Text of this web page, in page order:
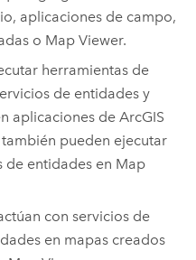
aplicaciones de campo,
o Map Viewer.
herramientas de
de entidades y
aplicaciones deArcGIS
pueden ejecutar
de entidades en Map
con servicios de
en mapas creados